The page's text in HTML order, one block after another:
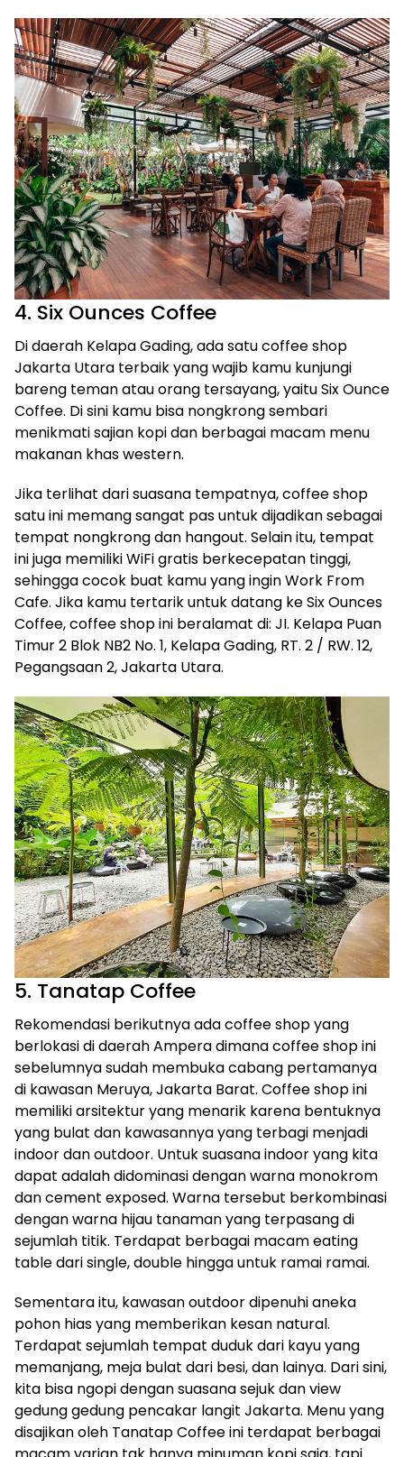
‍4. Six Ounces Coffee
Di daerah Kelapa Gading, ada satu coffee shop
Jakarta Utara terbaik yang wajib kamu kunjungi
bareng teman atau orang tersayang, yaitu Six Ounce
Coffee. Di sini kamu bisa nongkrong sembari
menikmati sajian kopi dan berbagai macam menu
makanan khas western.
Jika terlihat dari suasana tempatnya, coffee shop
satu ini memang sangat pas untuk dijadikan sebagai
tempat nongkrong dan hangout. Selain itu, tempat
ini juga memiliki WiFi gratis berkecepatan tinggi,
sehingga cocok buat kamu yang ingin Work From
Cafe. Jika kamu tertarik untuk datang ke Six Ounces
Coffee, coffee shop ini beralamat di: JI. Kelapa Puan
Timur 2 Blok NB2 No. 1, Kelapa Gading, RT. 2 / RW. 12,
Pegangsaan 2, Jakarta Utara.‍
5. Tanatap Coffee
Rekomendasi berikutnya ada coffee shop yang
berlokasi di daerah Ampera dimana coffee shop ini
sebelumnya sudah membuka cabang pertamanya
di kawasan Meruya, Jakarta Barat. Coffee shop ini
memiliki arsitektur yang menarik karena bentuknya
yang bulat dan kawasannya yang terbagi menjadi
indoor dan outdoor. Untuk suasana indoor yang kita
dapat adalah didominasi dengan warna monokrom
dan cement exposed. Warna tersebut berkombinasi
dengan warna hijau tanaman yang terpasang di
sejumlah titik. Terdapat berbagai macam eating
table dari single, double hingga untuk ramai ramai.
Sementara itu, kawasan outdoor dipenuhi aneka
pohon hias yang memberikan kesan natural.
Terdapat sejumlah tempat duduk dari kayu yang
memanjang, meja bulat dari besi, dan lainya. Dari sini,
kita bisa ngopi dengan suasana sejuk dan view
gedung gedung pencakar langit Jakarta. Menu yang
disajikan oleh Tanatap Coffee ini terdapat berbagai